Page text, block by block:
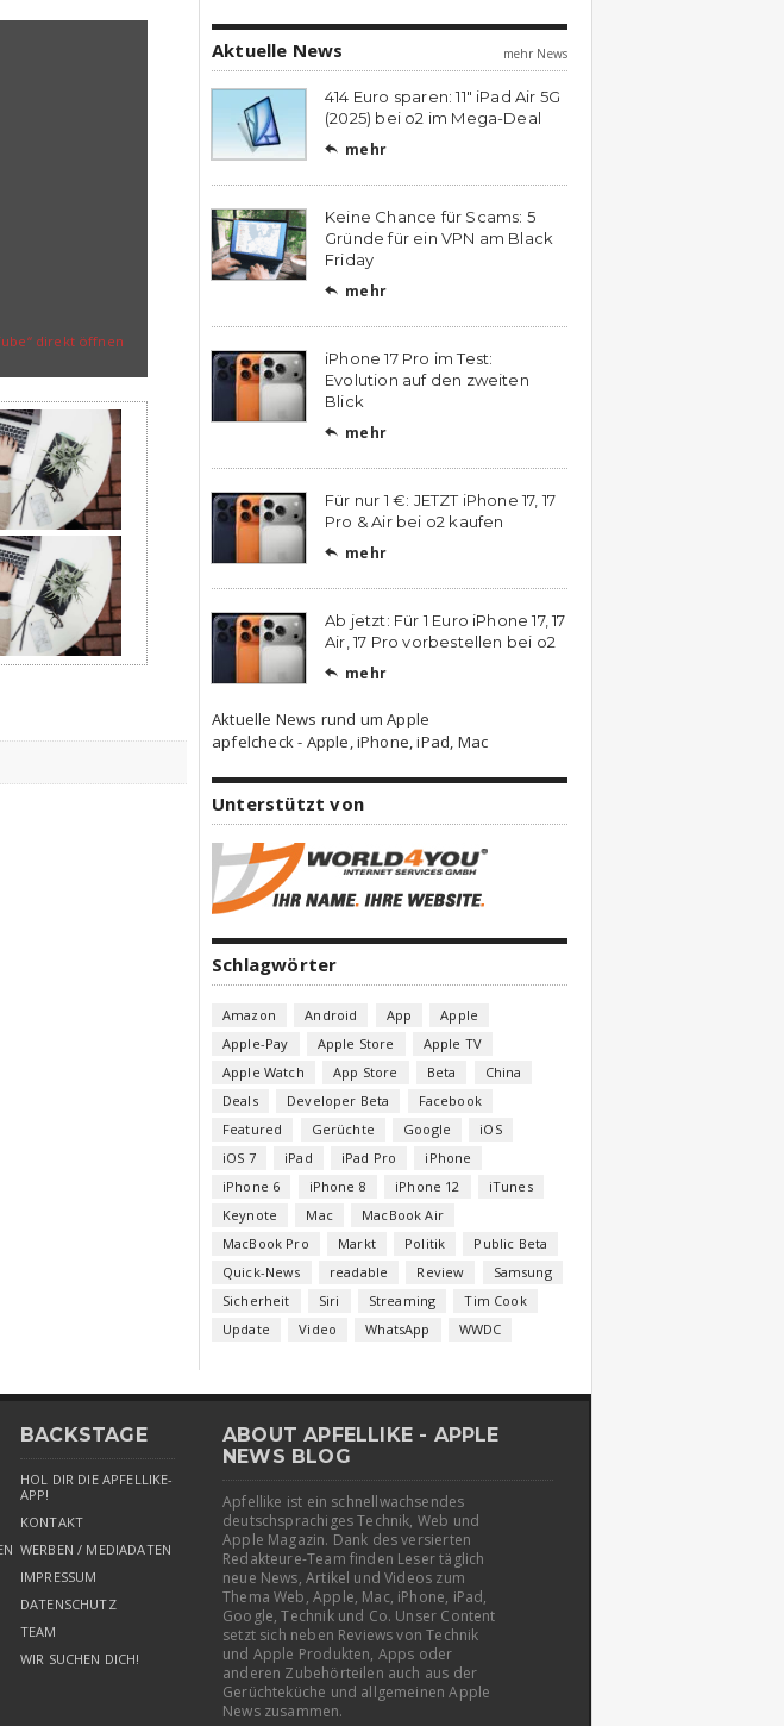
direkt öffnen
Aktuelle News mehr News
414 Euro sparen: 11″ iPad Air 5G
(2025) bei o2 im Mega-Deal
 mehr
Keine Chance für Scams: 5
Gründe für ein VPN am Black
Friday
 mehr
iPhone 17 Pro im Test:
Evolution auf den zweiten
Blick
 mehr
Für nur 1 €: JETZT iPhone 17, 17
Pro & Air bei o2 kaufen
 mehr
Ab jetzt: Für 1 Euro iPhone 17, 17
Air, 17 Pro vorbestellen bei o2
 mehr
Aktuelle News rund um Apple
apfelcheck - Apple, iPhone, iPad, Mac
Unterstützt von
Schlagwörter
Amazon Android App
Apple
Apple-Pay
Apple Store
Apple TV
Apple Watch
App Store Beta
China
Deals
Developer Beta
Facebook
Featured
Gerüchte Google
iOS
iOS 7
iPad iPad Pro
iPhone
iPhone 6
iPhone 8 iPhone 12
iTunes
Keynote
Mac
MacBook Air
MacBook Pro
Markt Politik
Public Beta
Quick-News
readable Review
Samsung
Sicherheit
Siri Streaming
Tim Cook
Update
Video WhatsApp WWDC
BACKSTAGE
HOL DIR DIE APFELLIKE-
APP!
KONTAKT
WERBEN / MEDIADATEN
IMPRESSUM
DATENSCHUTZ
TEAM
WIR SUCHEN DICH!
ABOUT APFELLIKE - APPLE
NEWS BLOG
Apfellike ist ein schnellwachsendes
deutschsprachiges Technik, Web und
Apple Magazin. Dank des versierten
Redakteure-Team finden Leser täglich
neue News, Artikel und Videos zum
Thema Web, Apple, Mac, iPhone, iPad,
Google, Technik und Co. Unser Content
setzt sich neben Reviews von Technik
und Apple Produkten, Apps oder
anderen Zubehörteilen auch aus der
Gerüchteküche und allgemeinen Apple
News zusammen.